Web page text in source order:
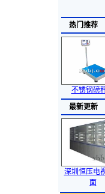
热门推荐
不锈钢磅
最新更新
深圳恒压电
面